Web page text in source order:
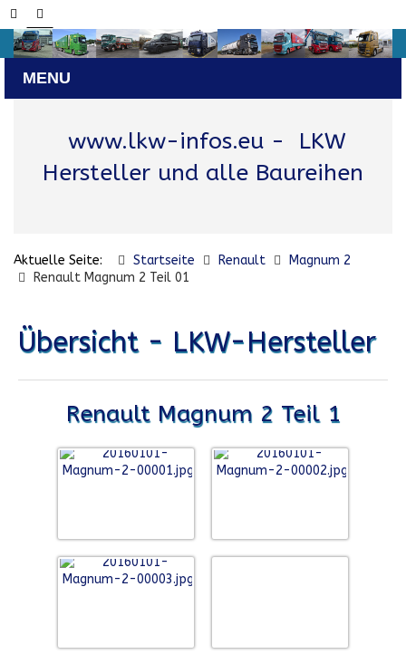
www.lkw-infos.eu- LKW
Hersteller und alle Baureihen
Aktuelle Seite: Startseite Renault
Magnum 2
Renault Magnum 2 Teil 01
Übersicht - LKW-Hersteller
Renault Magnum 2 Teil 1